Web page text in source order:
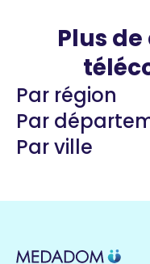
Plus
Par région
Par
Par ville